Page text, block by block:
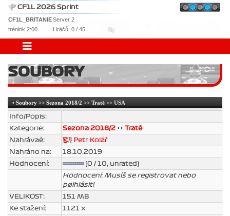
CF1L 2026 Sprint
CF1L_BRITANIEServer 2
trénink 2:00
Hráčů: 0 / 45
SOUBORY
• Soubory >> Sezona 2018/2 >> Tratě >> USA
Info/Popis:
Kategorie:
Sezona 2018/2 >> Tratě
Nahrávaè:
Petr Kolář
Nahráno na:
18.10.2019
Hodnocení:
(0 / 10, unrated)
Hodnocení: Musíš se registrovat nebo
pøihlásit!
VELIKOST:
151 MB
Ke stažení:
1121 x